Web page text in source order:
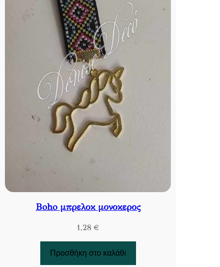
Βoho μπρελοκ μονοκερος
1,28 €
Προσθήκη στο καλάθι